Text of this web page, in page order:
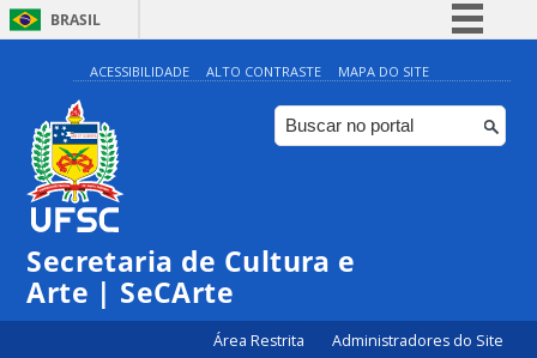
BRASIL
Simplifique!
Comunica BR
Participe
ACESSIBILIDADE ALTO CONTRASTE MAPA DO SITE
Secretaria de Cultura e
Arte | SeCArte
Área Restrita Administradores do Site